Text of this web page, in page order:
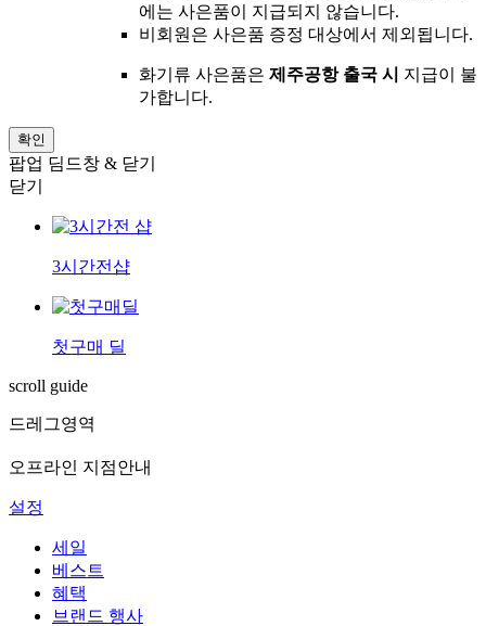
에는 사은품이 지급되지 않습니다.
비회원은 사은품 증정 대상에서 제외됩니다.
화기류 사은품은 제주공항 출국 시
지급이 불
가합니다.
확인
팝업 딤드창 & 닫기
닫기
3시간전샵
첫구매 딜
scroll guide
드레그영역
오프라인 지점안내
설정
세일
베스트
혜택
브랜드 행사